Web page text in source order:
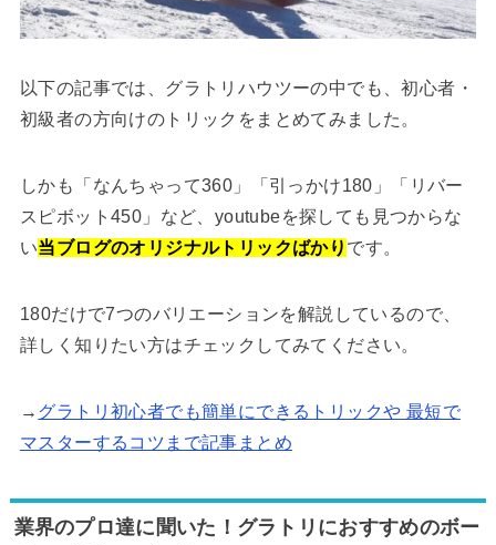
以下の記事では、グラトリハウツーの中でも、初心者・
初級者の方向けのトリックをまとめてみました。
しかも「なんちゃって360」「引っかけ180」「リバー
スピボット450」など、youtubeを探しても見つからな
い当ブログのオリジナルトリックばかり です。
180だけで7つのバリエーションを解説しているので、
詳しく知りたい方はチェックしてみてください。
→ グラトリ初心者でも簡単にできるトリックや 最短で
マスターするコツまで記事まとめ
業界のプロ達に聞いた！グラトリにおすすめのボー